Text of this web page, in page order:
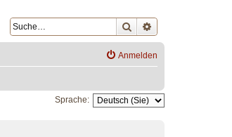
Suche
Anmelden
Sprache: